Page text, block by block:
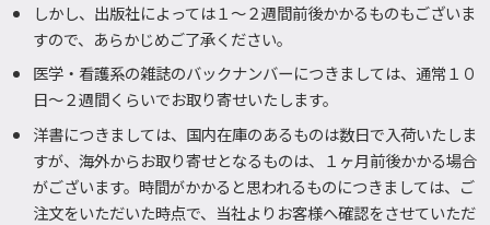
しかし、出版社によっては１～２週間前後かかるものもございま
すので、あらかじめご了承ください。
医学・看護系の雑誌のバックナンバーにつきましては、通常１０
日～２週間くらいでお取り寄せいたします。
洋書につきましては、国内在庫のあるものは数日で入荷いたしま
すが、海外からお取り寄せとなるものは、１ヶ月前後かかる場合
がございます。時間がかかると思われるものにつきましては、ご
注文をいただいた時点で、当社よりお客様へ確認をさせていただ